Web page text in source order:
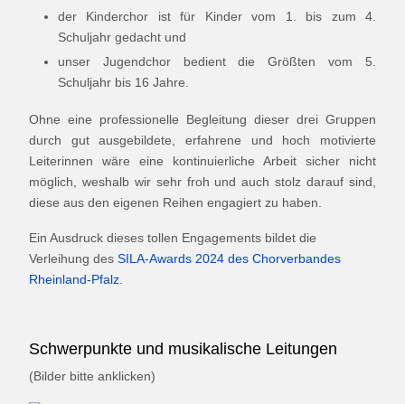
der Kinderchor ist für Kinder vom 1. bis zum 4.
Schuljahr gedacht und
unser Jugendchor bedient die Größten vom 5.
Schuljahr bis 16 Jahre.
Ohne eine professionelle Begleitung dieser drei Gruppen
durch gut ausgebildete, erfahrene und hoch motivierte
Leiterinnen wäre eine kontinuierliche Arbeit sicher nicht
möglich, weshalb wir sehr froh und auch stolz darauf sind,
diese aus den eigenen Reihen engagiert zu haben.
Ein Ausdruck dieses tollen Engagements bildet die
Verleihung des SILA-Awards 2024 des Chorverbandes
Rheinland-Pfalz
Schwerpunkte und musikalische Leitungen
(Bilder bitte anklicken)